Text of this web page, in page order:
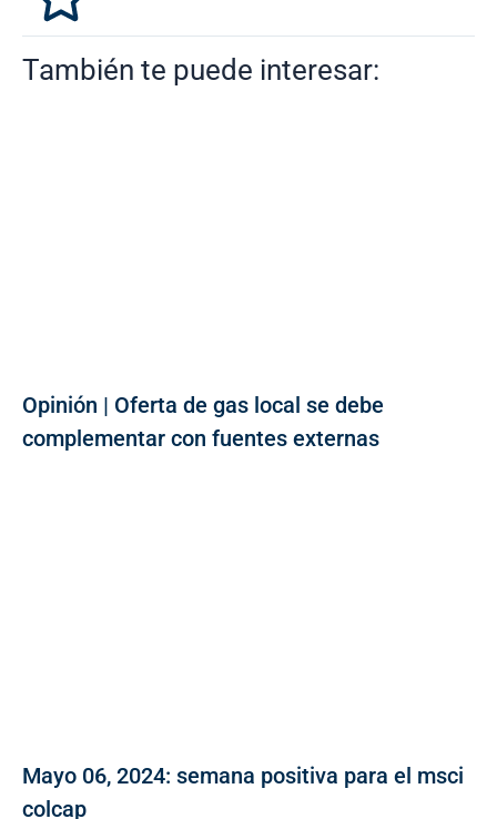
También te puede interesar:
Opinión | Oferta de gas local se debe
complementar con fuentes externas
Mayo 06, 2024: semana positiva para el msci
colcap